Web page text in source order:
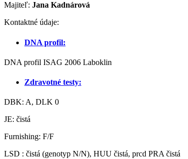
Majiteľ: Jana Kadnárová
Kontaktné údaje:
DNA profil:
DNA profil ISAG 2006 Laboklin
Zdravotné testy:
DBK: A, DLK 0
JE: čistá
Furnishing: F/F
LSD : čistá (genotyp N/N), HUU čistá, prcd PRA čistá